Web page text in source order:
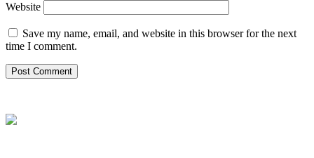
Website
Save my name, email, and website in this browser for the next
time I comment.